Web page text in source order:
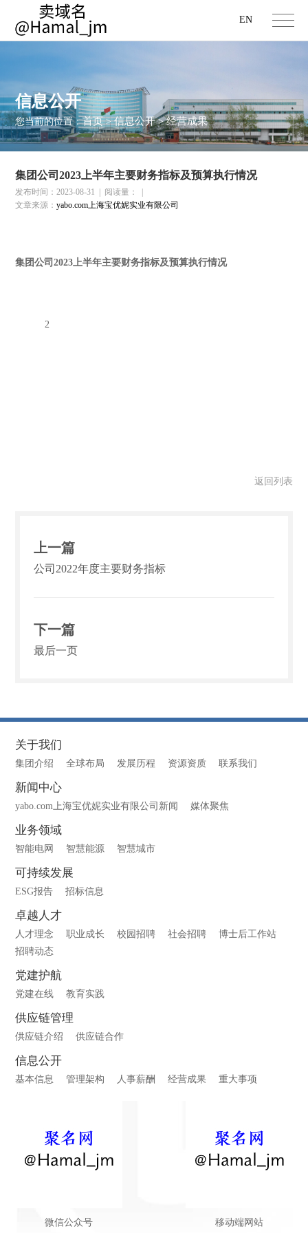
EN
信息公开
您当前的位置：首页>信息公开>经营成果
集团公司2023上半年主要财务指标及预算执行情况
发布时间：2023-08-31 阅读量：
文章来源：yabo.com上海宝优妮实业有限公司
集团公司2023上半年主要财务指标及预算执行情况
2
返回列表
上一篇
公司2022年度主要财务指标
下一篇
最后一页
关于我们
集团介绍 全球布局 发展历程 资源资质 联系我们
新闻中心
yabo.com上海宝优妮实业有限公司新闻 媒体聚焦
业务领域
智能电网 智慧能源 智慧城市
可持续发展
ESG报告 招标信息
卓越人才
人才理念 职业成长 校园招聘 社会招聘
博士后工作站
招聘动态
党建护航
党建在线 教育实践
供应链管理
供应链介绍 供应链合作
信息公开
基本信息 管理架构 人事薪酬 经营成果 重大事项
微信公众号 移动端网站